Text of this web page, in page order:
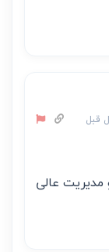
مدیریت عالی